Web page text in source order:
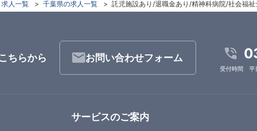
求人一覧 千葉県の求人一覧 託児施設あり/退職金あり/精神科病院/社会福祉
ちらから お問い合わせフォーム
受付時間 平
サービスのご案内